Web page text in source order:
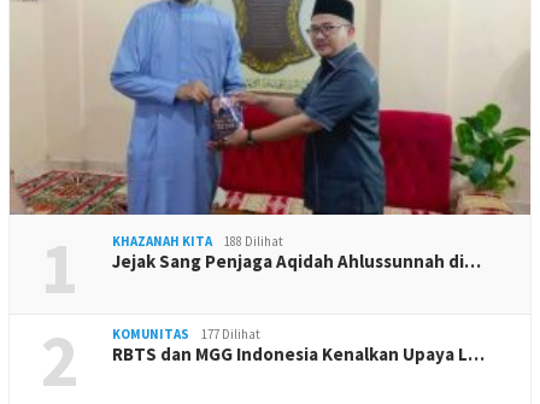
1 KHAZANAH KITA 188 Dilihat
Jejak Sang Penjaga Aqidah Ahlussunnah di…
2 KOMUNITAS 177 Dilihat
RBTS dan MGG Indonesia Kenalkan Upaya L…